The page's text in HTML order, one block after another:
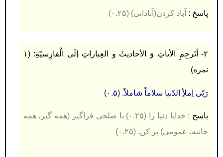
پاسخ : آباد کردن(آبادانی) (۰.۲۵)
۲- أتَرجِمِ الأیاتِ وَ الأحادیثَ و العِباراتِ إلَی الْفارِسیّةِ: (۱
نمره)
رَبّی اِملأِ الدّنیا سلاماً شاملاً. (۰.۵)
پاسخ :
خدایا دنیا را (۰.۲۵) با صلحی فراگیر (همه گیر، همه
جانبه، عمومی) پر کن. (۰.۲۵)